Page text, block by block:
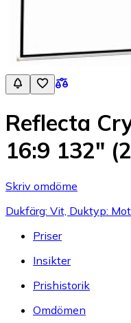
Reflecta
16:9 132"
Skriv omdöme
Dukfärg: Vit, Duktyp:
Priser
Insikter
Prishistorik
Omdömen